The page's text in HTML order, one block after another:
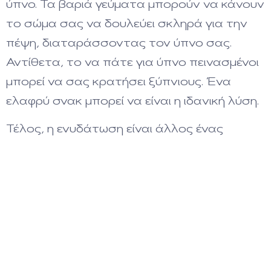
ύπνο. Τα βαριά γεύματα μπορούν να κάνουν
το σώμα σας να δουλεύει σκληρά για την
πέψη, διαταράσσοντας τον ύπνο σας.
Αντίθετα, το να πάτε για ύπνο πεινασμένοι
μπορεί να σας κρατήσει ξύπνιους. Ένα
ελαφρύ σνακ μπορεί να είναι η ιδανική λύση.
Τέλος, η ενυδάτωση είναι άλλος ένας